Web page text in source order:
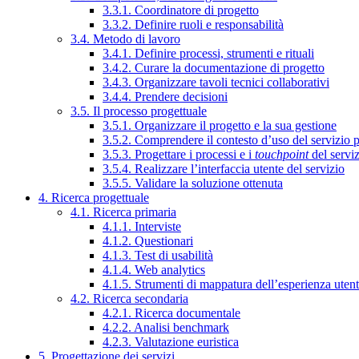
3.3.1. Coordinatore di progetto
3.3.2. Definire ruoli e responsabilità
3.4. Metodo di lavoro
3.4.1. Definire processi, strumenti e rituali
3.4.2. Curare la documentazione di progetto
3.4.3. Organizzare tavoli tecnici collaborativi
3.4.4. Prendere decisioni
3.5. Il processo progettuale
3.5.1. Organizzare il progetto e la sua gestione
3.5.2. Comprendere il contesto d’uso del servizio
3.5.3. Progettare i processi e i touchpointdel
3.5.4. Realizzare l’interfaccia utente del servizio
3.5.5. Validare la soluzione ottenuta
4. Ricerca progettuale
4.1. Ricerca primaria
4.1.1. Interviste
4.1.2. Questionari
4.1.3. Test di usabilità
4.1.4. Web analytics
4.1.5. Strumenti di mappatura dell’esperienza
4.2. Ricerca secondaria
4.2.1. Ricerca documentale
4.2.2. Analisi benchmark
4.2.3. Valutazione euristica
5. Progettazione dei servizi